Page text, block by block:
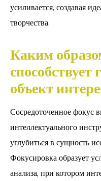
усиливается, создавая
творчества.
Каким
объект
Сосредоточенное фокус
интеллектуального
углубиться в сущность
Фокусировка образует
анализа, при котором